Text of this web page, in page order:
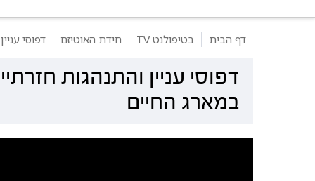
דף הבית בטיפולנט TV חידת האוטיזם דפוסי
דפוסי עניין והתנהגות
במארג החיים